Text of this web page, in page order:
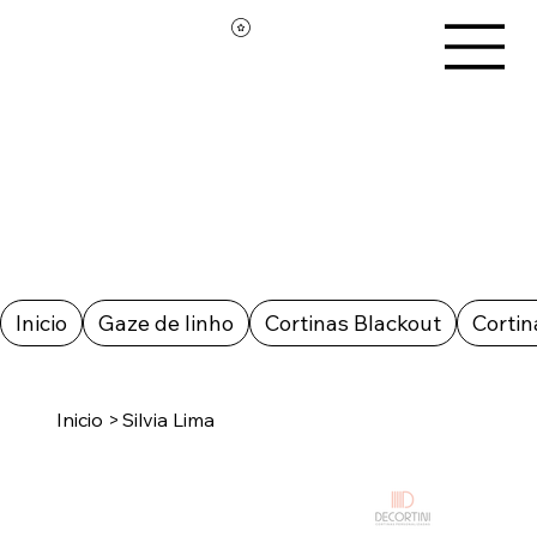
Inicio Gaze de linho Cortinas Blackout
Inicio > Silvia Lima